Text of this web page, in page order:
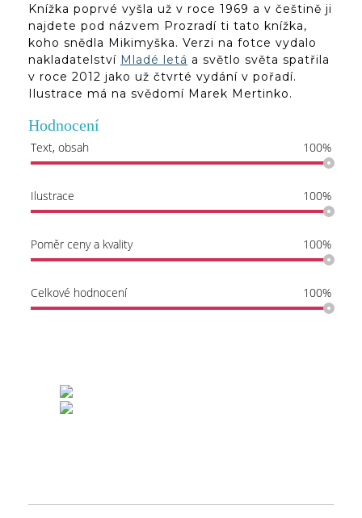
Knížka poprvé vyšla už v roce 1969 a v češtině ji
najdete pod názvem Prozradí ti tato knížka,
koho snědla Mikimyška. Verzi na fotce vydalo
nakladatelství Mladé letá a světlo světa spatřila
v roce 2012 jako už čtvrté vydání v pořadí.
Ilustrace má na svědomí Marek Mertinko.
Hodnocení
Text, obsah 100%
Ilustrace 100%
Poměr ceny a kvality 100%
Celkové hodnocení 100%